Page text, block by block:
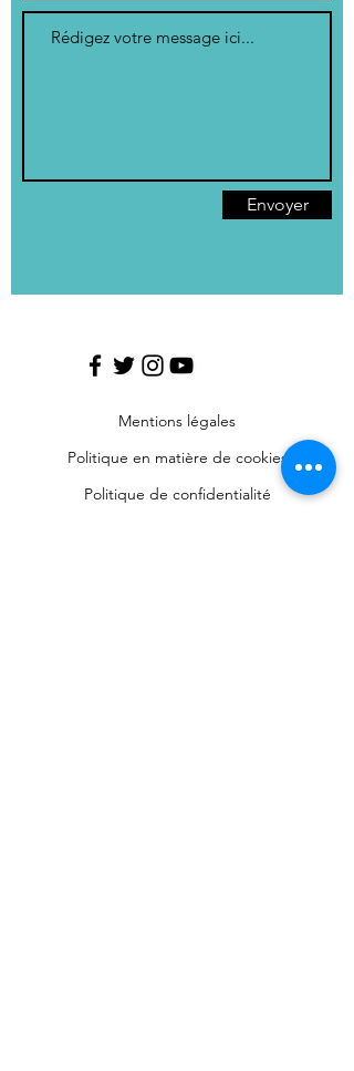
Envoyer
Mentions légales
Politique en matière de cookies
Politique de confidentialité